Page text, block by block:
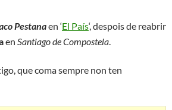
Pestanaen ‘El País‘, despois de reabrir
en Santiago de Compostela.
que coma sempre non ten